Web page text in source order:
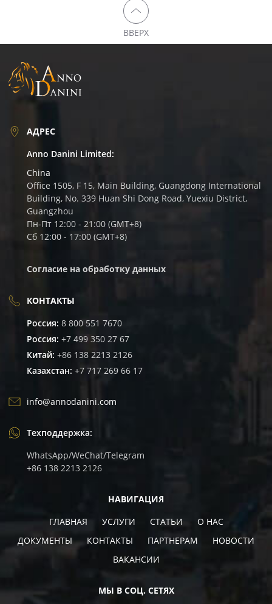
ВВЕРХ
АДРЕС
Anno Danini Limited:
China
Office 1505, F 15, Main Building, Guangdong International
Building, No. 339 Huan Shi Dong Road, Yuexiu District,
Guangzhou
Пн-Пт 12:00 - 21:00 (GMT+8)
Сб 12:00 - 17:00 (GMT+8)
Согласие на обработку данных
КОНТАКТЫ
Россия: 8 800 551 7670
Россия: +7 499 350 27 67
Китай: +86 138 2213 2126
Казахстан: +7 717 269 66 17
info@annodanini.com
Техподдержка:
WhatsApp/WeChat/Telegram
+86 138 2213 2126
НАВИГАЦИЯ
ГЛАВНАЯ
УСЛУГИ СТАТЬИ
О НАС
ДОКУМЕНТЫ
КОНТАКТЫ ПАРТНЕРАМ
НОВОСТИ
ВАКАНCИИ
МЫ В СОЦ. СЕТЯХ